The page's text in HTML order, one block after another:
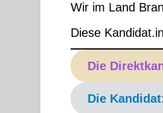
Wir im Land
Diese
Die
Die